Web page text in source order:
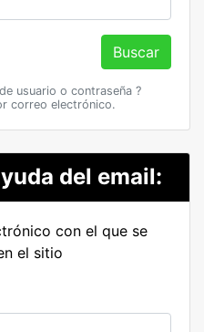
Buscar
usuario o contraseña ?
correo electrónico.
del email:
con el que se
el sitio